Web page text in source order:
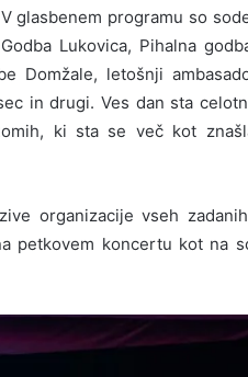
glasbenem programu so
Lukovica, Pihalna
Domžale, letošnji
in drugi. Ves dan sta
ki sta se več kot
organizacije vseh
petkovem koncertu kot na